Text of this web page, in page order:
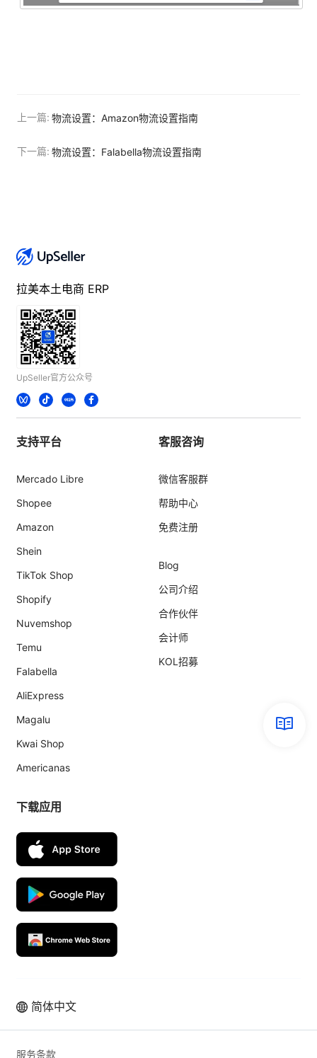
上一篇: 物流设置：Amazon物流设置指南
下一篇: 物流设置：Falabella物流设置指南
拉美本土电商 ERP
UpSeller官方公众号
支持平台
Mercado Libre
Shopee
Amazon
Shein
TikTok Shop
Shopify
Nuvemshop
Temu
Falabella
AliExpress
Magalu
Kwai Shop
Americanas
客服咨询
微信客服群
帮助中心
免费注册
Blog
公司介绍
合作伙伴
会计师
KOL招募
下载应用
简体中文
服务条款